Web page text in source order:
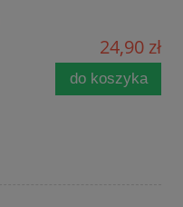
24,90 zł
do koszyka